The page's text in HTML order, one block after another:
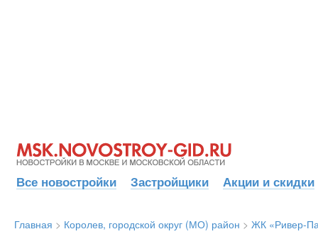
Все новостройки Застройщики Акции и скидки
Главная > Королев, городской округ (МО) район > ЖК «Ривер-